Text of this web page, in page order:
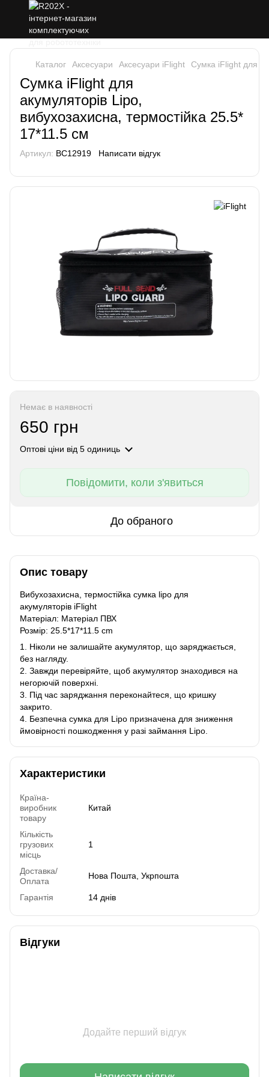
Каталог Аксесуари Аксесуари iFlight Cумка iFlight для
Cумка iFlight для
акумуляторів Lipo,
вибухозахисна, термостійка 25.5*
17*11.5 см
Артикул: BC12919 Написати відгук
Немає в наявності
650 грн
Оптові ціни від 5 одиниць
Повідомити, коли з'явиться
До обраного
Опис товару
Вибухозахисна, термостійка сумка lipo для
акумуляторів iFlight
Матеріал: Матеріал ПВХ
Розмір: 25.5*17*11.5 cm
1. Ніколи не залишайте акумулятор, що заряджається,
без нагляду.
2. Завжди перевіряйте, щоб акумулятор знаходився на
негорючій поверхні.
3. Під час заряджання переконайтеся, що кришку
закрито.
4. Безпечна сумка для Lipo призначена для зниження
ймовірності пошкодження у разі займання Lipo.
Характеристики
Країна-
виробник
товару
Китай
Кількість
грузових
місць
1
Доставка/
Оплата
Нова Пошта, Укрпошта
Гарантія 14 днів
Відгуки
Додайте перший відгук